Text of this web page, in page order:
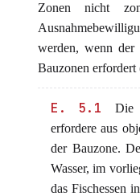
Zonen nicht
werden, wenn
Bauzonen erfordert
E. 5.1
Die
erfordere aus
der Bauzone.
Wasser, im
das Fischessen